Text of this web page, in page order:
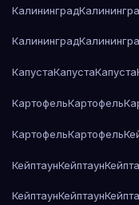
Калининград
Калининград
КапустаКапустаКапуста
КартофельКартофель
КартофельКартофель
КейптаунКейптаун
КейптаунКейптаун